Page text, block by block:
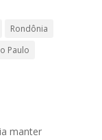
Rondônia
Paulo
manter